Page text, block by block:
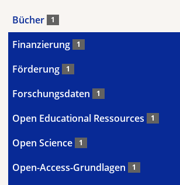
Bücher 1
Finanzierung 1
Förderung 1
Forschungsdaten 1
Open Educational Ressources 1
Open Science 1
Open-Access-Grundlagen 1